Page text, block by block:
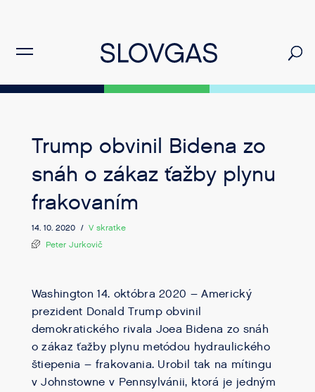
Trump obvinil Bidena zo
snáh o zákaz ťažby plynu
frakovaním
14. 10. 2020 / V skratke
Peter Jurkovič
Washington 14. októbra 2020 – Americký
prezident Donald Trump obvinil
demokratického rivala Joea Bidena zo snáh
o zákaz ťažby plynu metódou hydraulického
štiepenia – frakovania. Urobil tak na mítingu
v Johnstowne v Pennsylvánii, ktorá je jedným